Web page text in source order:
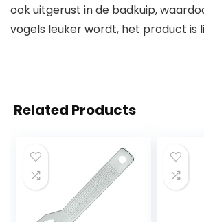
ook uitgerust in de badkuip,
vogels leuker wordt, het product is
Related Products